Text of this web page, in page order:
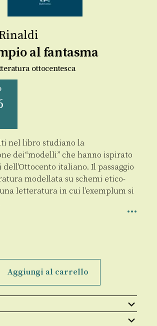
al fantasma
ottocentesca
nel libro studiano la
dei“modelli” che hanno ispirato
italiano. Il passaggio
modellata su schemi etico-
letteratura in cui l’exemplum si
Aggiungi al carrello